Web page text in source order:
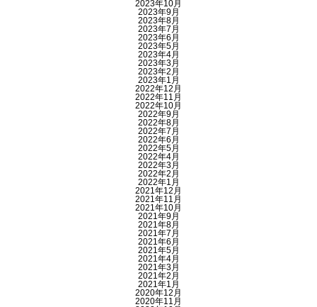
2023年10月
2023年9月
2023年8月
2023年7月
2023年6月
2023年5月
2023年4月
2023年3月
2023年2月
2023年1月
2022年12月
2022年11月
2022年10月
2022年9月
2022年8月
2022年7月
2022年6月
2022年5月
2022年4月
2022年3月
2022年2月
2022年1月
2021年12月
2021年11月
2021年10月
2021年9月
2021年8月
2021年7月
2021年6月
2021年5月
2021年4月
2021年3月
2021年2月
2021年1月
2020年12月
2020年11月